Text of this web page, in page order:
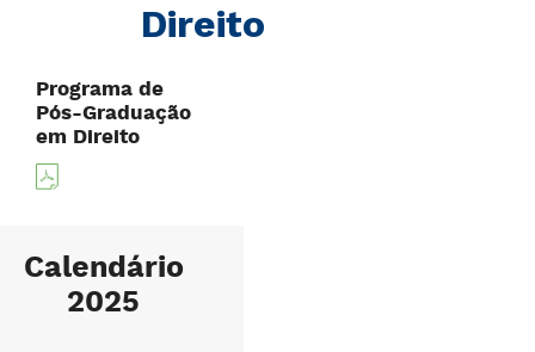
Direito
Programa de
Pós-Graduação
em Direito
Calendário
2025